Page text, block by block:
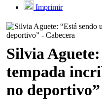
Imprimir
Silvia
tempada
no deportivo”